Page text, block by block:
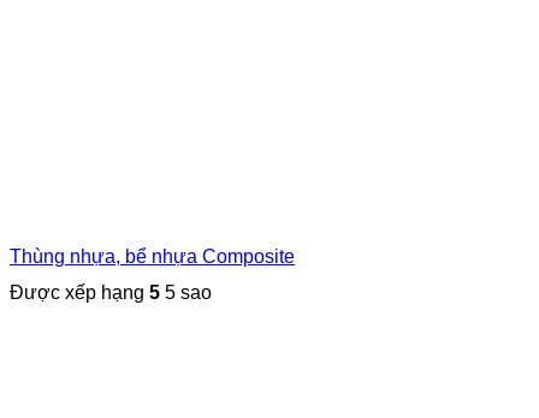
Thùng nhựa, bể nhựa Composite
Được xếp hạng 5 5 sao